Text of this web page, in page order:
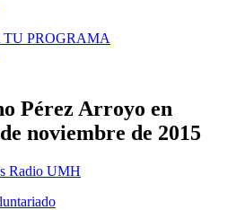
TU PROGRAMA
Pérez Arroyo en
noviembre de 2015
Radio UMH